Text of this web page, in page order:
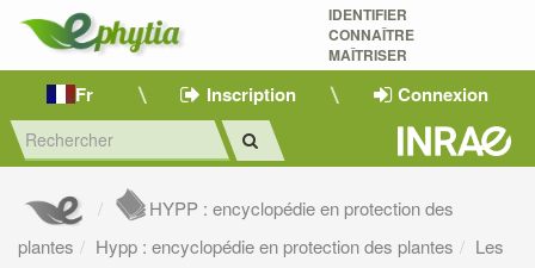
IDENTIFIER
CONNAÎTRE
MAÎTRISER
Fr Inscription Connexion
HYPP : encyclopédie en protection des
plantes
Hypp : encyclopédie en protection des plantes
Les